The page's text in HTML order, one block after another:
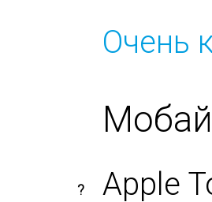
Очень
?
Apple